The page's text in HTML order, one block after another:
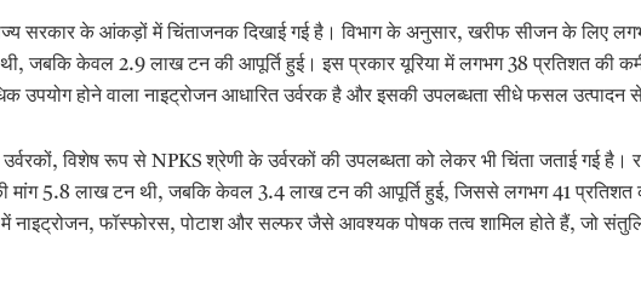
राज्य सरकार के आंकड़ों में चिंताजनक दिखाई गई है। विभाग के अनुसार, खरीफ सीजन के लिए
जबकि केवल 2.9 लाख टन की आपूर्ति हुई। इस प्रकार यूरिया में लगभग 38 प्रतिशत की
उपयोग होने वाला नाइट्रोजन आधारित उर्वरक है और इसकी उपलब्धता सीधे फसल उत्पादन
उर्वरकों, विशेष रूप से NPKS श्रेणी के उर्वरकों की उपलब्धता को लेकर भी चिंता जताई गई है।
मांग 5.8 लाख टन थी, जबकि केवल 3.4 लाख टन की आपूर्ति हुई, जिससे लगभग 41 प्रतिशत
नाइट्रोजन, फॉस्फोरस, पोटाश और सल्फर जैसे आवश्यक पोषक तत्व शामिल होते हैं, जो